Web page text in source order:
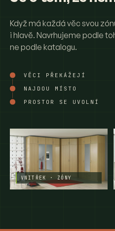
Když má každá věc svou
i hlavě. Navrhujeme podle
ne podle katalogu.
VĚCI PŘEKÁŽEJÍ
NAJDOU MÍSTO
PROSTOR SE UVOLNÍ
VNITŘEK · ZÓNY